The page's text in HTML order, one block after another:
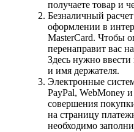
получаете товар и
Безналичный
оформлении в
MasterCard. Чтобы
перенаправит вас
Здесь нужно
и имя держателя.
Электронные
PayPal, WebMoney
совершения
на страницу
необходимо